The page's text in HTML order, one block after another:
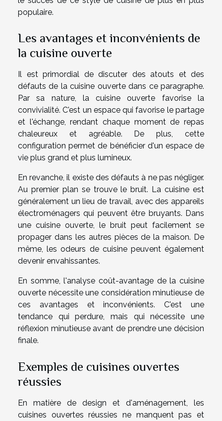
populaire.
Les avantages et inconvénients de
la cuisine ouverte
Il est primordial de discuter des atouts et des
défauts de la cuisine ouverte dans ce paragraphe.
Par sa nature, la cuisine ouverte favorise la
convivialité. C'est un espace qui favorise le partage
et l'échange, rendant chaque moment de repas
chaleureux et agréable. De plus, cette
configuration permet de bénéficier d'un espace de
vie plus grand et plus lumineux.
En revanche, il existe des défauts à ne pas négliger.
Au premier plan se trouve le bruit. La cuisine est
généralement un lieu de travail, avec des appareils
électroménagers qui peuvent être bruyants. Dans
une cuisine ouverte, le bruit peut facilement se
propager dans les autres pièces de la maison. De
même, les odeurs de cuisine peuvent également
devenir envahissantes.
En somme, l'analyse coût-avantage de la cuisine
ouverte nécessite une considération minutieuse de
ces avantages et inconvénients. C'est une
tendance qui perdure, mais qui nécessite une
réflexion minutieuse avant de prendre une décision
finale.
Exemples de cuisines ouvertes
réussies
En matière de design et d'aménagement, les
cuisines ouvertes réussies ne manquent pas et